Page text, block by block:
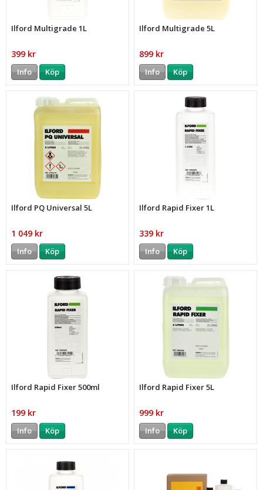
Ilford Multigrade 1L
399 kr
Info Köp
Ilford Multigrade 5L
899 kr
Info Köp
Ilford PQ Universal 5L
1 049 kr
Info Köp
Ilford Rapid Fixer 1L
339 kr
Info Köp
Ilford Rapid Fixer 500ml
199 kr
Info Köp
Ilford Rapid Fixer 5L
999 kr
Info Köp